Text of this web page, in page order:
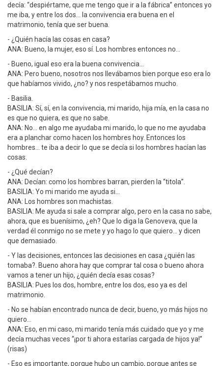
decía: “despiértame, que me tengo que ir a la fábrica” entonces yo
me iba, y entre los dos... la convivencia era buena en el
matrimonio, tenía que ser buena.
- ¿Quién hacía las cosas en casa?
ANA: Bueno, la mujer, eso sí. Los hombres entonces no...
- Bueno, igual eso era la buena convivencia...
ANA: Pero bueno, nosotros nos llevábamos bien porque eso era lo
que habíamos vivido, ¿no? y nos respetábamos mucho.
- Basilia.
BASILIA: Sí, sí, en la convivencia, mi marido, hija mía, en la casa no
es que no quiera, es que no sabe.
ANA: No... en algo me ayudaba mi marido, lo que no me ayudaba
era a planchar como hacen los hombres hoy. Entonces los
hombres... te iba a decir lo que se decía si los hombres hacían las
cosas.
- ¿Qué decían?
ANA: Decían: como los hombres barran, pierden la “titola”.
BASILIA: Yo mi marido me ayuda si...
ANA: Los hombres son machistas.
BASILIA: Me ayuda si sale a comprar algo, pero en la casa no sabe,
ahora, que es buenísimo, ¿eh? Que lo diga la Genoveva, que la
verdad él conmigo no se mete y yo hago lo que quiero... y dicen
que demasiado.
- Y las decisiones, entonces las decisiones en casa ¿quién las
tomaba?. Bueno ahora hay que comprar tal cosa o bueno ahora
vamos a tener un hijo, ¿quién decía esas cosas?
BASILIA: Pues los dos, hombre, entre los dos, eso ya es del
matrimonio.
- No se habían encontrado nunca de decir, bueno, yo más hijos no
quiero...
ANA: Eso, en mi caso, mi marido tenía más cuidado que yo y me
decía muchas veces “¡por ti ahora estarías cargada de hijos ya!”
(risas)
- Eso es importante, porque hubo un cambio, porque antes se